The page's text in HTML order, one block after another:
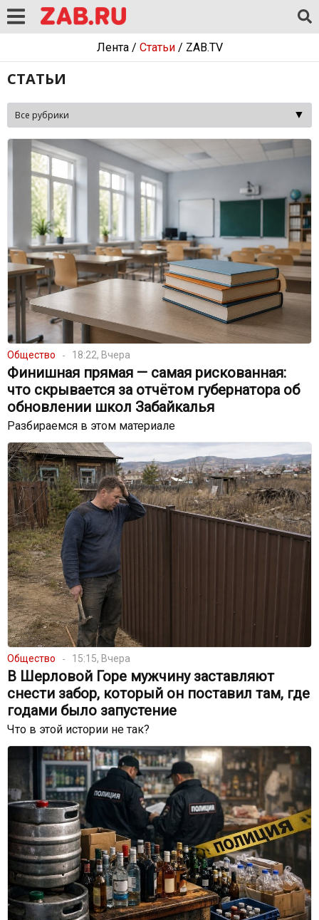
Лента/ Статьи/ ZAB.TV
СТАТЬИ
Общество 18:22, Вчера
Финишная прямая — самая рискованная:
что скрывается за отчётом губернатора об
обновлении школ Забайкалья
Разбираемся в этом материале
Общество 15:15, Вчера
В Шерловой Горе мужчину заставляют
снести забор, который он поставил там, где
годами было запустение
Что в этой истории не так?